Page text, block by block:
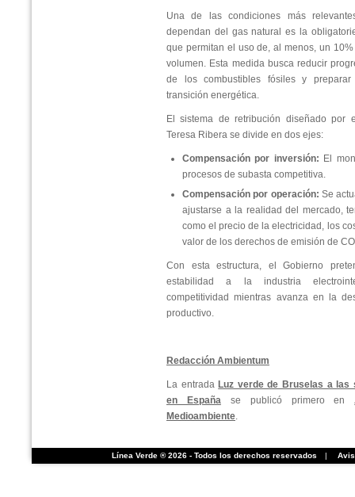
Una de las condiciones más
dependan del gas natural es la
que permitan el uso de, al menos, un
volumen. Esta medida busca reducir
de los combustibles fósiles y
transición energética.
El sistema de retribución diseñado por
Teresa Ribera se divide en dos ejes:
Compensación por inversión: El
procesos de subasta competitiva.
Compensación por operación: Se
ajustarse a la realidad del mercado,
como el precio de la electricidad, los
valor de los derechos de emisión de
Con esta estructura, el Gobierno
estabilidad a la industria
competitividad mientras avanza en la
productivo.
Redacción Ambientum
La entrada Luz verde de Bruselas a las
en Españase publicó primero en
Medioambiente.
Línea Verde ® 2026 - Todos los derechos reservados |